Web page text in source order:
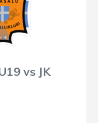
vs JK